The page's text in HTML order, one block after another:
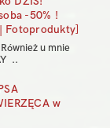
-50% !
Fotoprodukty]
u mnie
..
w